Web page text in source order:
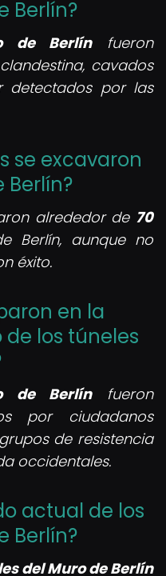
Berlín?
de Berlínfueron
cavados
detectados por las
se excavaron
Berlín?
alrededor de 70
Berlín, aunque no
éxito.
en la
los túneles
de Berlínfueron
por ciudadanos
de resistencia
occidentales.
actual de los
Berlín?
del Muro de Berlín